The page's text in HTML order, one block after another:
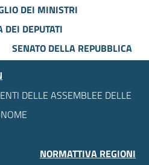
DEI MINISTRI
DEI DEPUTATI
SENATO DELLA REPUBBLICA
DELLE ASSEMBLEE DELLE
NORMATTIVA REGIONI